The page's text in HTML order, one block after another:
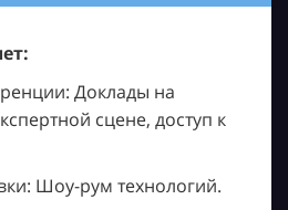
Доклады на
сцене, доступ к
Шоу-рум технологий.